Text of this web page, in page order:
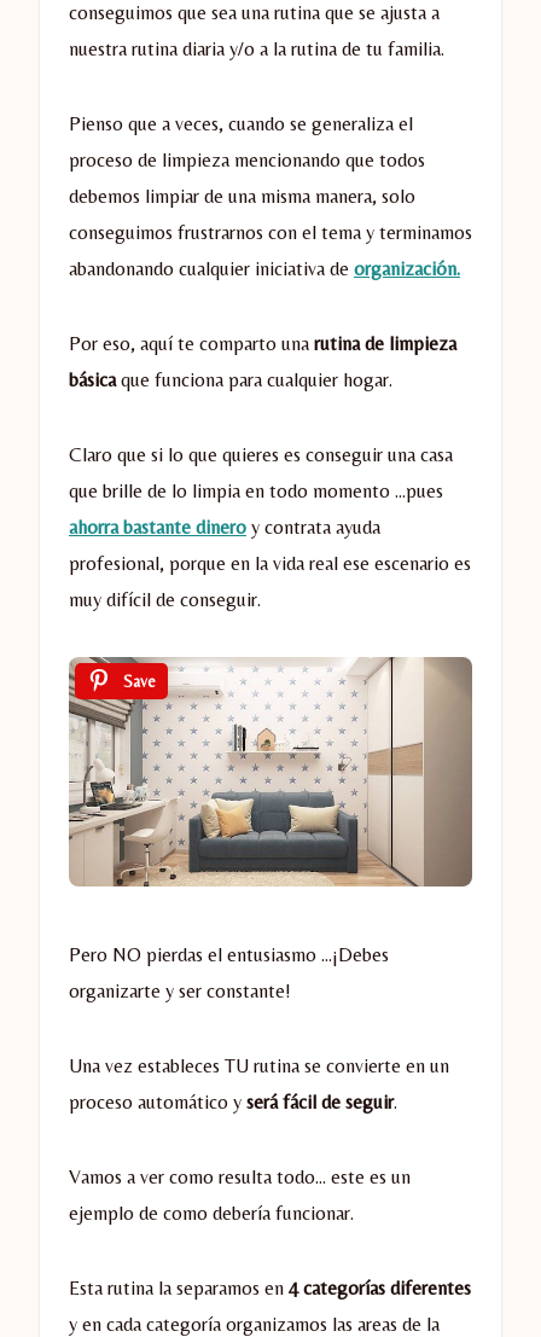
conseguimos que sea una rutina que se ajusta a
nuestra rutina diaria y/o a la rutina de tu familia.
Pienso que a veces, cuando se generaliza el
proceso de limpieza mencionando que todos
debemos limpiar de una misma manera, solo
conseguimos frustrarnos con el tema y terminamos
abandonando cualquier iniciativa de organización.
Por eso, aquí te comparto una rutina de limpieza
básicaque funciona para cualquier hogar.
Claro que si lo que quieres es conseguir una casa
que brille de lo limpia en todo momento …pues
ahorra bastante dinero y contrata ayuda
profesional, porque en la vida real ese escenario es
muy difícil de conseguir.
Save
Pero NO pierdas el entusiasmo …¡Debes
organizarte y ser constante!
Una vez estableces TU rutina se convierte en un
proceso automático y será fácil de seguir.
Vamos a ver como resulta todo… este es un
ejemplo de como debería funcionar.
Esta rutina la separamos en 4 categorías diferentes
y en cada categoría organizamos las areas de la